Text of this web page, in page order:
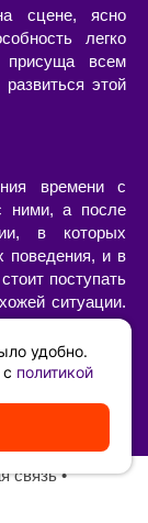
сцене, ясно
легко
присуща всем
этой
времени с
ними, а после
в которых
поведения, и в
поступать
ситуации.
позволяет
огромную
ненавязчиво,
главные
связь•
удобно.
политикой